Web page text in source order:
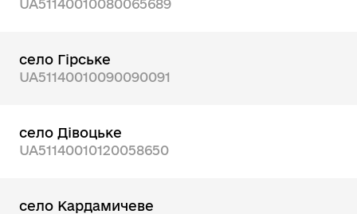
UA51140010080065689
село Гірське
UA51140010090090091
село Дівоцьке
UA51140010120058650
село Кардамичеве